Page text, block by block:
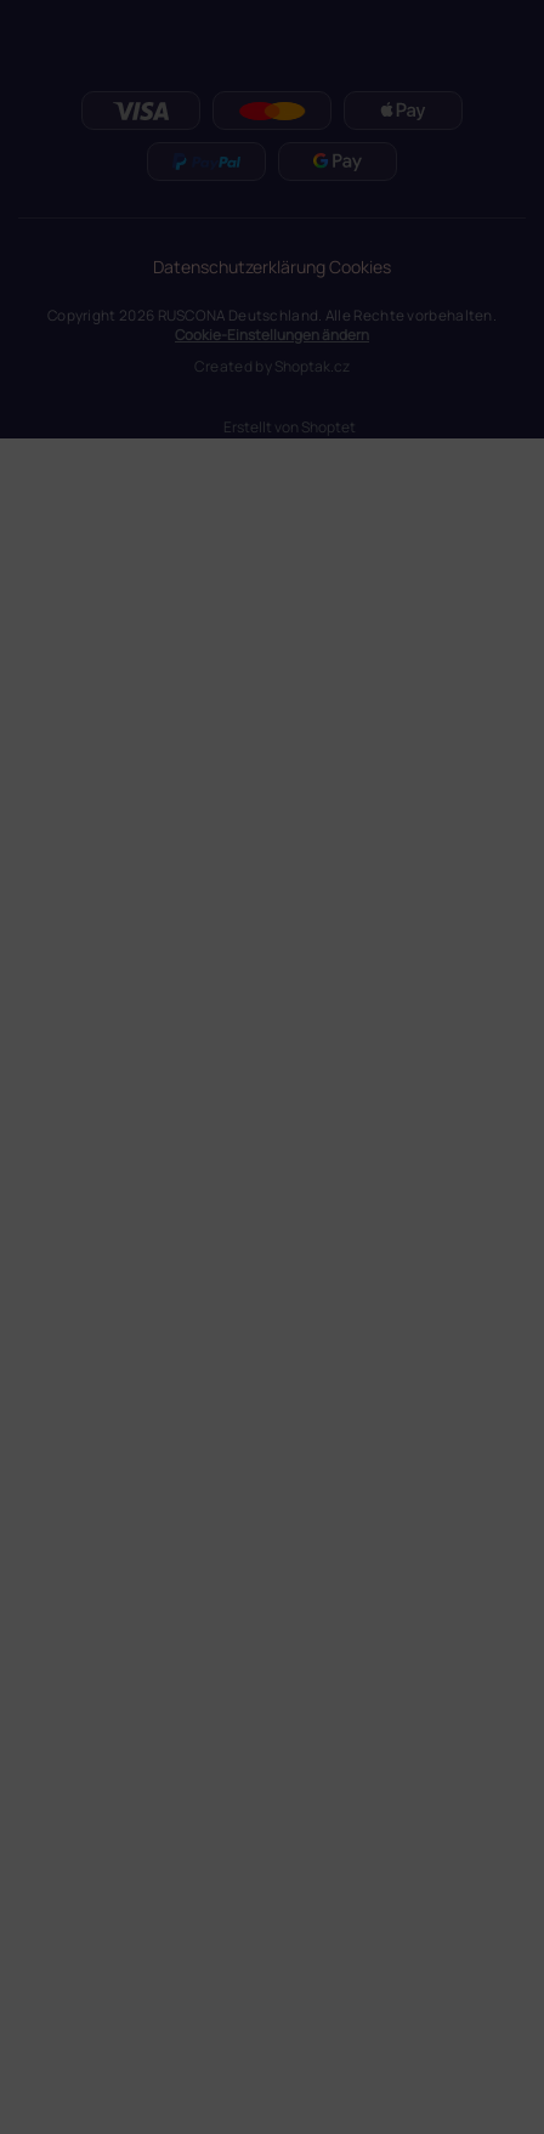
DatenschutzerklärungCookies
Erstellt von Shoptet
Copyright 2026 RUSCONA Deutschland. Alle Rechte vorbehalten.
Cookie-Einstellungen ändern
Created byShoptak.cz